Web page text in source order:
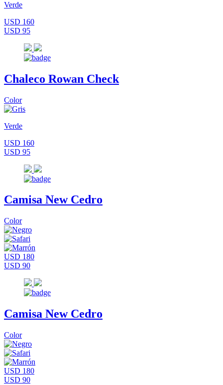
Verde
USD 160
USD 95
Chaleco Rowan Check
Color
Verde
USD 160
USD 95
Camisa New Cedro
Color
USD 180
USD 90
Camisa New Cedro
Color
USD 180
USD 90